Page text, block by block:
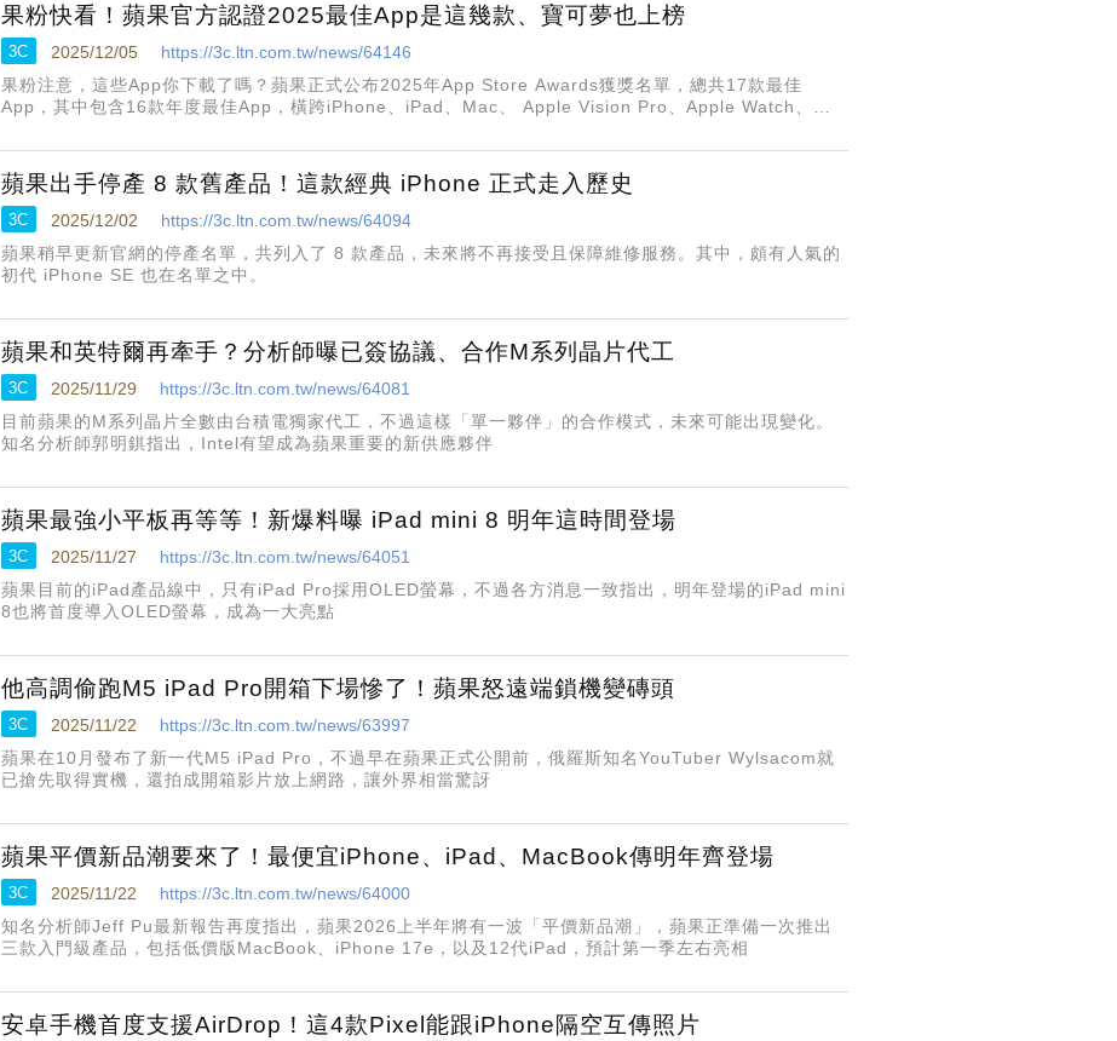
果粉快看！蘋果官方認證2025最佳App是這幾款、寶可夢也上榜
3C 2025/12/05
https://3c.ltn.com.tw/news/64146
果粉注意，這些App你下載了嗎？蘋果正式公布2025年App Store Awards獲獎名單，總共17款最佳
App，其中包含16款年度最佳App，橫跨iPhone、iPad、Mac、 Apple Vision Pro、Apple Watch、
蘋果出手停產 8 款舊產品！這款經典 iPhone 正式走入歷史
3C 2025/12/02
https://3c.ltn.com.tw/news/64094
蘋果稍早更新官網的停產名單，共列入了 8 款產品，未來將不再接受且保障維修服務。其中，頗有人氣的
初代 iPhone SE 也在名單之中。
蘋果和英特爾再牽手？分析師曝已簽協議、合作M系列晶片代工
3C 2025/11/29
https://3c.ltn.com.tw/news/64081
目前蘋果的M系列晶片全數由台積電獨家代工，不過這樣「單一夥伴」的合作模式，未來可能出現變化。
知名分析師郭明錤指出，Intel有望成為蘋果重要的新供應夥伴
蘋果最強小平板再等等！新爆料曝 iPad mini 8 明年這時間登場
3C 2025/11/27
https://3c.ltn.com.tw/news/64051
蘋果目前的iPad產品線中，只有iPad Pro採用OLED螢幕，不過各方消息一致指出，明年登場的iPad mini
8也將首度導入OLED螢幕，成為一大亮點
他高調偷跑M5 iPad Pro開箱下場慘了！蘋果怒遠端鎖機變磚頭
3C 2025/11/22
https://3c.ltn.com.tw/news/63997
蘋果在10月發布了新一代M5 iPad Pro，不過早在蘋果正式公開前，俄羅斯知名YouTuber Wylsacom就
已搶先取得實機，還拍成開箱影片放上網路，讓外界相當驚訝
蘋果平價新品潮要來了！最便宜iPhone、iPad、MacBook傳明年齊登場
3C 2025/11/22
https://3c.ltn.com.tw/news/64000
知名分析師Jeff Pu最新報告再度指出，蘋果2026上半年將有一波「平價新品潮」，蘋果正準備一次推出
三款入門級產品，包括低價版MacBook、iPhone 17e，以及12代iPad，預計第一季左右亮相
安卓手機首度支援AirDrop！這4款Pixel能跟iPhone隔空互傳照片